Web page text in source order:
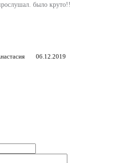
было круто!!
06.12.2019